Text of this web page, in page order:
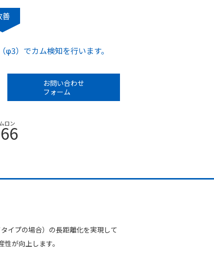
善
）でカム検知を行います。
お問い合わせ
フォーム
ロン
イプの場合）の長距離化を実現して
が向上します。